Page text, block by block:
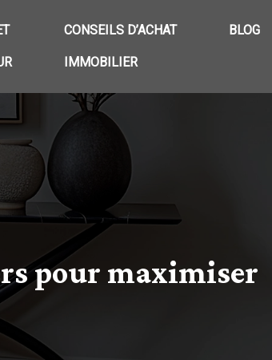
CONSEILS D’ACHAT
IMMOBILIER
BLOG
pour maximiser